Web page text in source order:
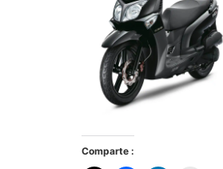
Comparte :